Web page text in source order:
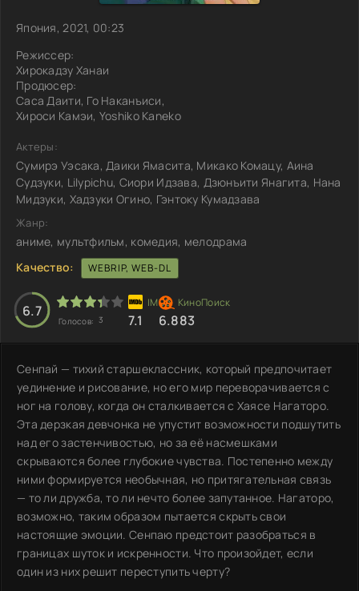
Япония, 2021, 00:23
Режиссер:
Хирокадзу Ханаи
Продюсер:
Саса Даити, Го Наканъиси,
Хироси Камэи, Yoshiko Kaneko
Актеры:
Сумирэ Уэсака, Даики Ямасита, Микако Комацу, Аина
Судзуки, Lilypichu, Сиори Идзава, Дзюнъити Янагита, Нана
Мидзуки, Хадзуки Огино, Гэнтоку Кумадзава
Жанр:
аниме, мультфильм, комедия, мелодрама
Качество:
WEBRIP, WEB-DL
6.7
Голосов: 3 7.1 6.883
Сенпай — тихий старшеклассник, который предпочитает
уединение и рисование, но его мир переворачивается с
ног на голову, когда он сталкивается с Хаясе Нагаторо.
Эта дерзкая девчонка не упустит возможности подшутить
над его застенчивостью, но за её насмешками
скрываются более глубокие чувства. Постепенно между
ними формируется необычная, но притягательная связь
— то ли дружба, то ли нечто более запутанное. Нагаторо,
возможно, таким образом пытается скрыть свои
настоящие эмоции. Сенпаю предстоит разобраться в
границах шуток и искренности. Что произойдет, если
один из них решит переступить черту?